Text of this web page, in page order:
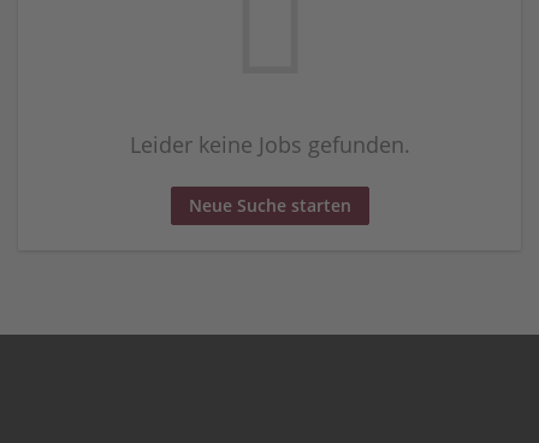
Leider keine Jobs gefunden.
Neue Suche starten